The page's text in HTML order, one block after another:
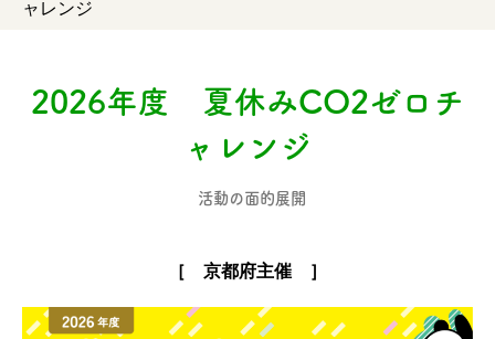
ャレンジ
2026年度 夏休みCO2ゼロチ
ャレンジ
活動の面的展開
［ 京都府主催 ］